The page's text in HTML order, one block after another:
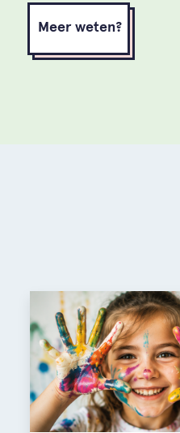
Meer weten?